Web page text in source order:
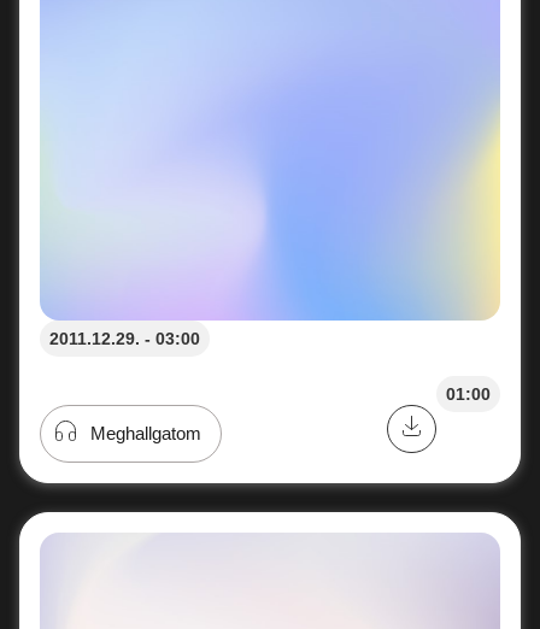
2011.12.29. - 03:00
01:00
Meghallgatom